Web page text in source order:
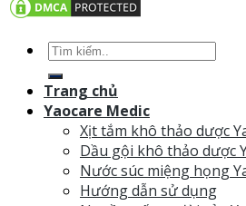
Trang chủ
Yaocare Medic
Xịt tắm khô thảo dược
Dầu gội khô thảo dược
Nước súc miệng họng
Hướng dẫn sử dụng